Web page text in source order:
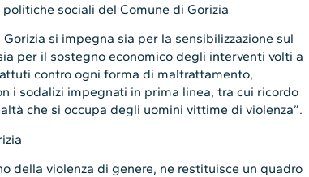
politiche sociali del Comune di Gorizia
si impegna sia per la sensibilizzazione sul
per il sostegno economico degli interventi volti a
contro ogni forma di maltrattamento,
i sodalizi impegnati in prima linea, tra cui ricordo
che si occupa degli uomini vittime di violenza”.
della violenza di genere, ne restituisce un quadro